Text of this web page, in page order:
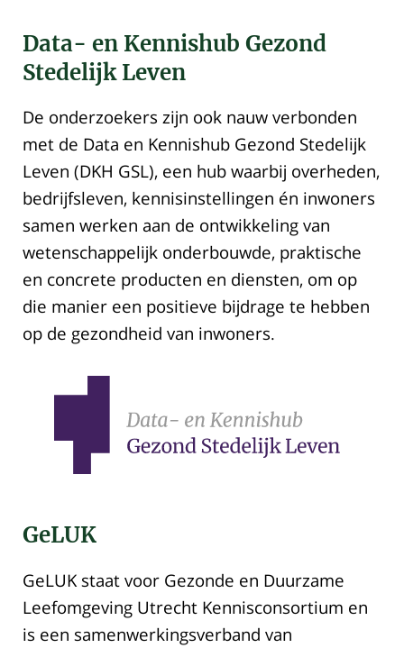
Data- en Kennishub Gezond
Stedelijk Leven
De onderzoekers zijn ook nauw verbonden
met de Data en Kennishub Gezond Stedelijk
Leven (DKH GSL), een hub waarbij overheden,
bedrijfsleven, kennisinstellingen én inwoners
samen werken aan de ontwikkeling van
wetenschappelijk onderbouwde, praktische
en concrete producten en diensten, om op
die manier een positieve bijdrage te hebben
op de gezondheid van inwoners.
GeLUK
GeLUK staat voor Gezonde en Duurzame
Leefomgeving Utrecht Kennisconsortium en
is een samenwerkingsverband van